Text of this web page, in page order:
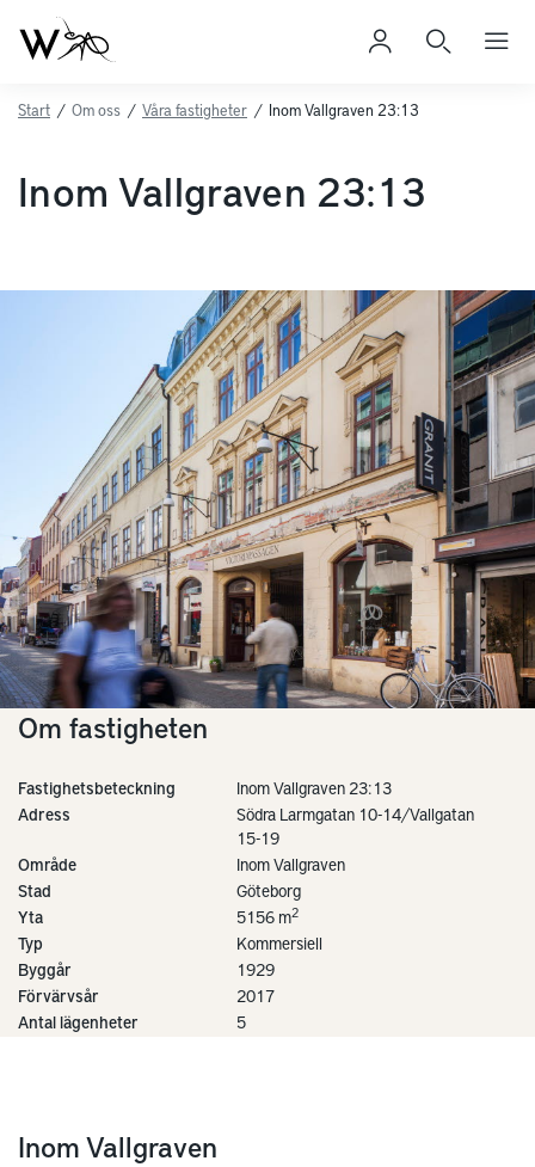
Start / Om oss / Våra fastigheter / Inom Vallgraven 23:13
Inom Vallgraven 23:13
Om fastigheten
Fastighetsbeteckning
Inom Vallgraven 23:13
Adress
Södra Larmgatan 10-14/Vallgatan
15-19
Område
Inom Vallgraven
Stad
Göteborg
Yta
5156 m2
Typ
Kommersiell
Byggår
1929
Förvärvsår
2017
Antal lägenheter
5
Inom Vallgraven